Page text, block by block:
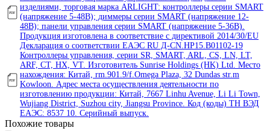
изделиями, торговая марка ARLIGHT: контроллеры серии SMART
(напряжение 5-48В); диммеры серии SMART (напряжение 12-
48В); панели управления серии SMART (напряжение 5-36В).
Продукция изготовлена в соответствие с директивой 2014/30/EU
Декларация о соответствии ЕАЭС RU Д-СN.HP15.B01102-19
Контроллеры управления, серии SR, SMART, ARL, CS, LN, LT,
ARF, CT, HX, VT. Изготовитель Sunrise Holdings (HK) Ltd. Место
нахождения: Китай, rm.901.9/f.Omega Plaza, 32 Dundas str.m
Kowloon. Адрес места осуществления деятельности по
изготовлению продукции: Китай, 7667 Linhu Avenue, Li Li Town,
Wujiang District, Suzhou city, Jiangsu Province. Код (коды) ТН ВЭД
ЕАЭС: 8537 10. Серийный выпуск.
Похожие товары